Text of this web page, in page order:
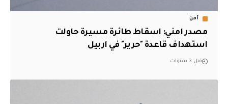
أمن
مصدر امني: اسقاط طائرة مسيرة حاولت
استهداف قاعدة "حرير" في اربيل
قبل 3 سنوات